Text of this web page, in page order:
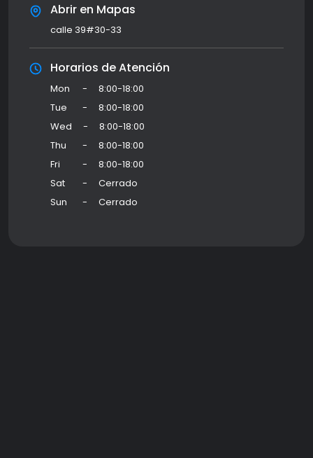
Abrir en Mapas
calle 39#30-33
Horarios de Atención
Mon -
8:00-18:00
Tue
-
8:00-18:00
Wed
-
8:00-18:00
Thu
-
8:00-18:00
Fri
-
8:00-18:00
Sat
-
Cerrado
Sun
- Cerrado